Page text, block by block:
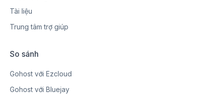
Tài liệu
Trung tâm trợ giúp
So sánh
Gohost với Ezcloud
Gohost với Bluejay